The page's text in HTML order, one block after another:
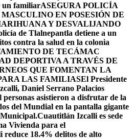
un familiarASEGURA POLICÍA
EN POSESIÓN DE
Y DESVALIJANDO
de Tlalnepantla detiene a un
contra la salud en la colonia
DE TECÁMAC
DEPORTIVA A TRAVÉS DE
QUE FOMENTAN LA
LAS FAMILIASEl Presidente
Daniel Serrano Palacios
asistieron a disfrutar de la
del Mundial en la pantalla gigante
Cuautitlán Izcalli es sede
Vivienda para el
18.4% delitos de alto